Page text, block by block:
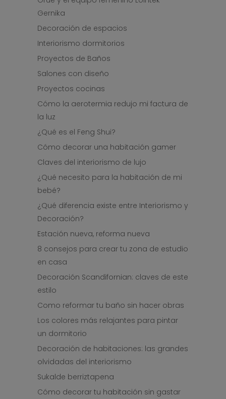
Gernika
Decoración de espacios
Interiorismo dormitorios
Proyectos de Baños
Salones con diseño
Proyectos cocinas
Cómo la aerotermia redujo mi factura de
la luz
¿Qué es el Feng Shui?
Cómo decorar una habitación gamer
Claves del interiorismo de lujo
¿Qué necesito para la habitación de mi
bebé?
¿Qué diferencia existe entre Interiorismo y
Decoración?
Estación nueva, reforma nueva
8 consejos para crear tu zona de estudio
en casa
Decoración Scandifornian: claves de este
estilo
Como reformar tu baño sin hacer obras
Los colores más relajantes para pintar
un dormitorio
Decoración de habitaciones: las grandes
olvidadas del interiorismo
Sukalde berriztapena
Cómo decorar tu habitación sin gastar